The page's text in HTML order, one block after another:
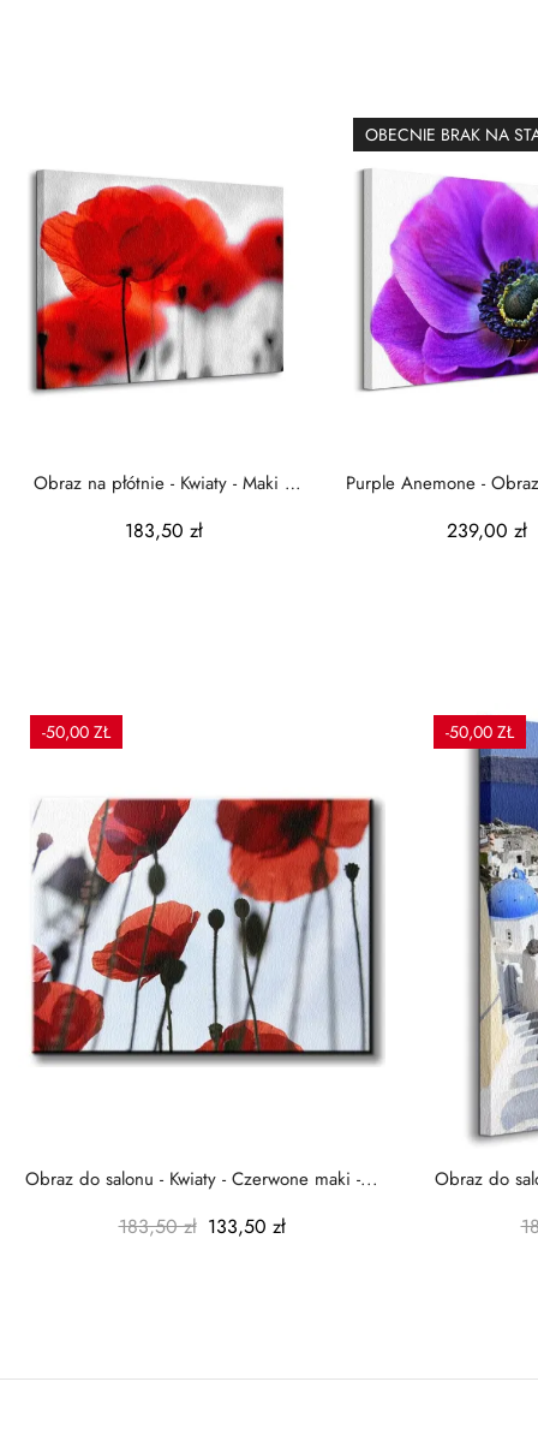
Obraz na płótnie - Kwiaty - Maki -
183,50 zł
OBECNIE BRAK NA
Purple Anemone -
239,00 zł
-50,00 ZŁ
Obraz do salonu - Kwiaty - Czerwone maki -...
183,50 zł 133,50 zł
-50,00 ZŁ
Obraz do